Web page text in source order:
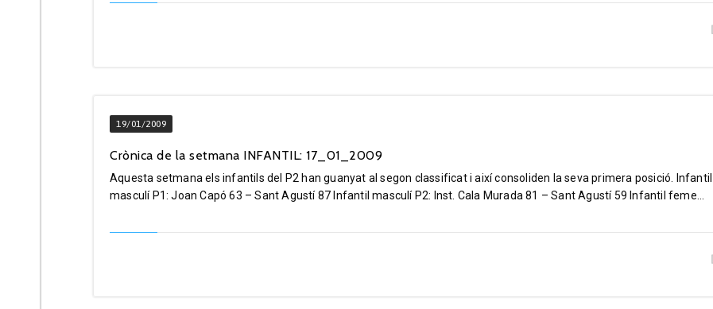
19/01/2009
Crònica de la setmana INFANTIL: 17_01_2009
Aquesta setmana els infantils del P2 han guanyat al segon classificat i així consoliden la seva primera posició. Infantil
masculí P1: Joan Capó 63 – Sant Agustí 87 Infantil masculí P2: Inst. Cala Murada 81 – Sant Agustí 59 Infantil feme...